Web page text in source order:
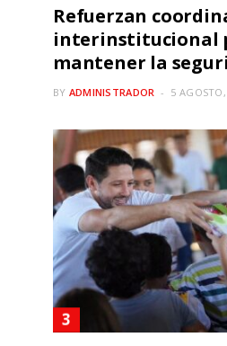
Refuerzan
interinstitucional
mantener la
BY ADMINISTRADOR 5